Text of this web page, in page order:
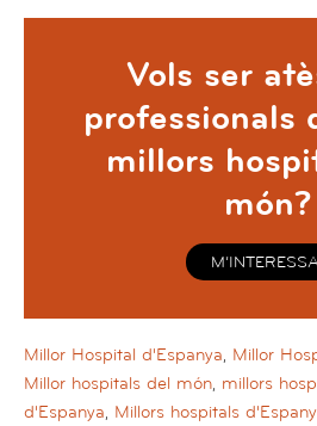
Vols ser
professionals
millors
món?
Millor Hospital d'Espanya, Millor
Millor hospitals del món, millors
d'Espanya, Millors hospitals